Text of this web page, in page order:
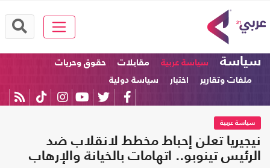
سياسة سياسة عربية مقابلات
حقوق وحريات
ملفات وتقارير
اختبار سياسة دولية
سياسة عربية
نيجيريا تعلن إحباط مخطط لانقلاب ضد
الرئيس تينوبو.. اتهامات بالخيانة والإرهاب